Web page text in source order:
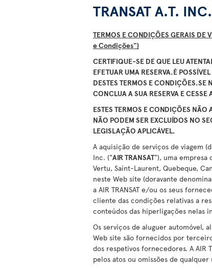
TRANSAT A.T. INC.
TERMOS E CONDIÇÕES GERAIS DE
e Condições")
CERTIFIQUE-SE DE QUE LEU
EFETUAR UMA RESERVA.É
DESTES TERMOS E CONDIÇÕES.SE
CONCLUA A SUA RESERVA E
ESTES TERMOS E CONDIÇÕES NÃO
NÃO PODEM SER EXCLUÍDOS NO
LEGISLAÇÃO APLICÁVEL.
A aquisição de serviços de viagem
Inc. ("AIR TRANSAT"), uma empresa
Vertu, Saint-Laurent, Quebeque,
neste Web site (doravante
a AIR TRANSAT e/ou os seus
cliente das condições relativas a
conteúdos das hiperligações nelas
Os serviços de aluguer automóvel,
Web site são fornecidos por
dos respetivos fornecedores. A AIR
pelos atos ou omissões de